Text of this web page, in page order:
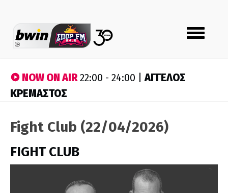
Toggle
navigation
NOW ON AIR22:00 - 24:00 |ΑΓΓΕΛΟΣ
ΚΡΕΜΑΣΤΟΣ
Fight Club (22/04/2026)
FIGHT CLUB